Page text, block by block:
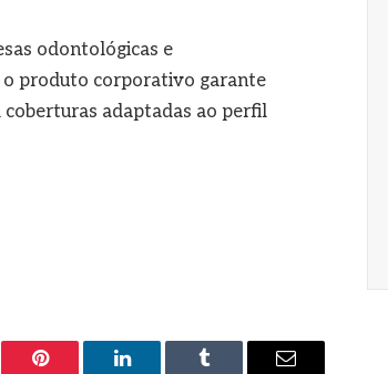
odontológicas e
o produto corporativo garante
adaptadas ao perfil